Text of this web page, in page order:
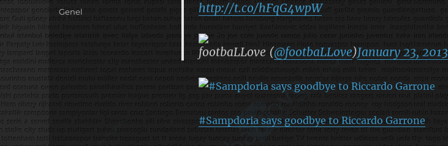
http://t.co/hFqG4wpW
footbaLLove (@footbaLLove)January 23, 2013
#Sampdoria says goodbye to Riccardo Garrone
tarihi
Kategoriler
Genel